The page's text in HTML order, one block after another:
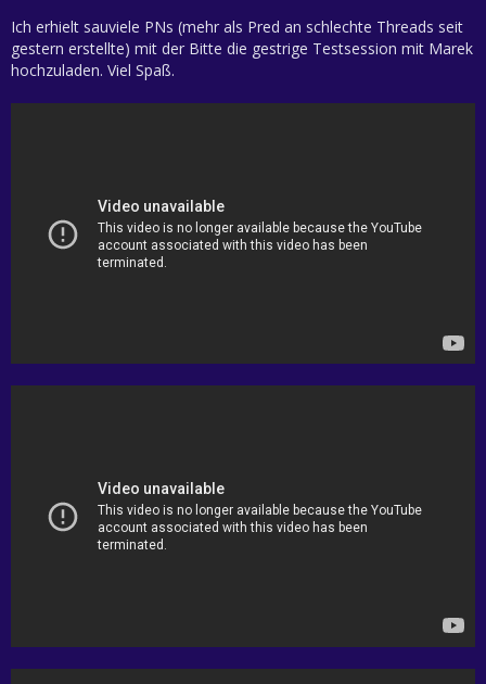
Ich erhielt sauviele PNs (mehr als Pred an schlechte Threads seit
gestern erstellte) mit der Bitte die gestrige Testsession mit Marek
hochzuladen. Viel Spaß.